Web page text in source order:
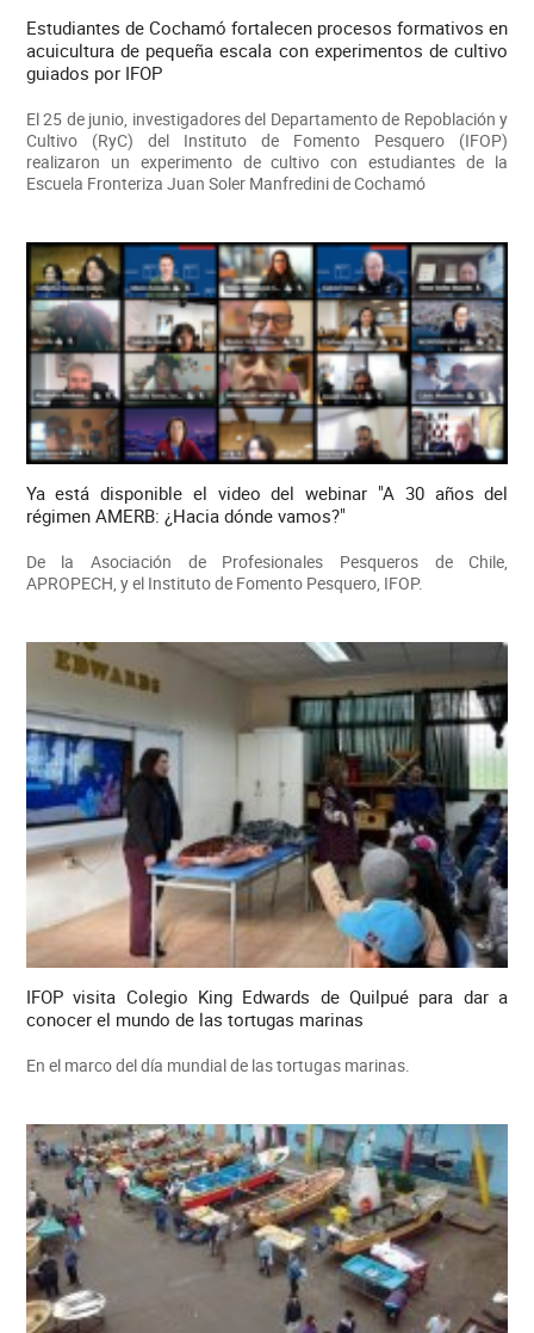
Estudiantes de Cochamó fortalecen procesos formativos en
acuicultura de pequeña escala con experimentos de cultivo
guiados por IFOP
El 25 de junio, investigadores del Departamento de Repoblación y
Cultivo (RyC) del Instituto de Fomento Pesquero (IFOP)
realizaron un experimento de cultivo con estudiantes de la
Escuela Fronteriza Juan Soler Manfredini de Cochamó
Ya está disponible el video del webinar "A 30 años del
régimen AMERB: ¿Hacia dónde vamos?"
De la Asociación de Profesionales Pesqueros de Chile,
APROPECH, y el Instituto de Fomento Pesquero, IFOP.
IFOP visita Colegio King Edwards de Quilpué para dar a
conocer el mundo de las tortugas marinas
En el marco del día mundial de las tortugas marinas.